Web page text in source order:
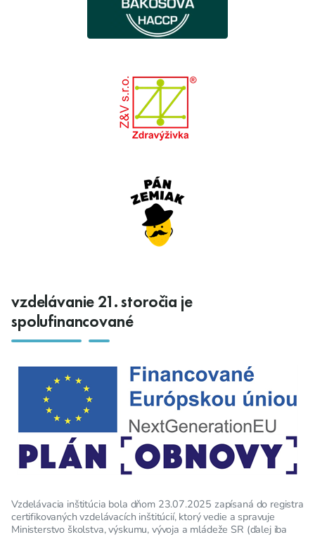
vzdelávanie 21. storočia je
spolufinancované
Vzdelávacia inštitúcia bola dňom 23.07.2025 zapísaná do registra
certifikovaných vzdelávacích inštitúcií, ktorý vedie a spravuje
Ministerstvo školstva, výskumu, vývoja a mládeže SR (ďalej iba